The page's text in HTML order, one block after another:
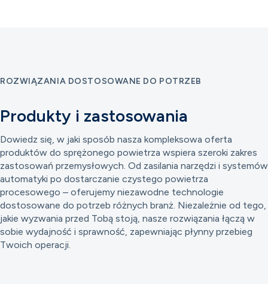
ROZWIĄZANIA DOSTOSOWANE DO POTRZEB
Produkty i zastosowania
Dowiedz się, w jaki sposób nasza kompleksowa oferta
produktów do sprężonego powietrza wspiera szeroki zakres
zastosowań przemysłowych. Od zasilania narzędzi i systemów
automatyki po dostarczanie czystego powietrza
procesowego – oferujemy niezawodne technologie
dostosowane do potrzeb różnych branż. Niezależnie od tego,
jakie wyzwania przed Tobą stoją, nasze rozwiązania łączą w
sobie wydajność i sprawność, zapewniając płynny przebieg
Twoich operacji.